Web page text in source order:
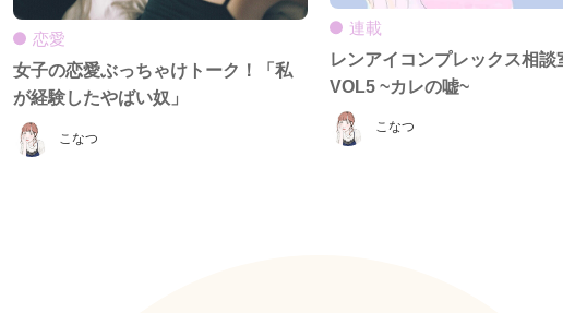
こなつ
恋愛
女子の恋愛ぶっちゃけトーク！「私
が経験したやばい奴」
こなつ
連載
レンアイコンプレックス相
VOL5 ~カレの嘘~